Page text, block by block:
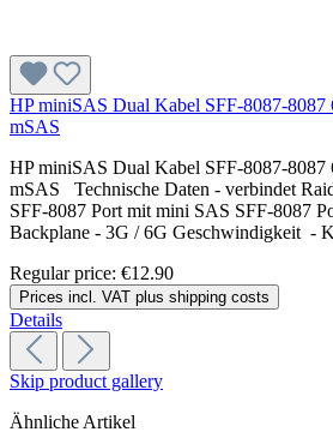
HP miniSAS Dual Kabel SFF-8087-8087
mSAS
HP miniSAS Dual Kabel SFF-8087-8087
mSAS Technische Daten - verbindet
SFF-8087 Port mit mini SAS SFF-8087
Backplane - 3G / 6G Geschwindigkeit -
Regular price: €12.90
Prices incl. VAT plus shipping costs
Details
Skip product gallery
Ähnliche Artikel